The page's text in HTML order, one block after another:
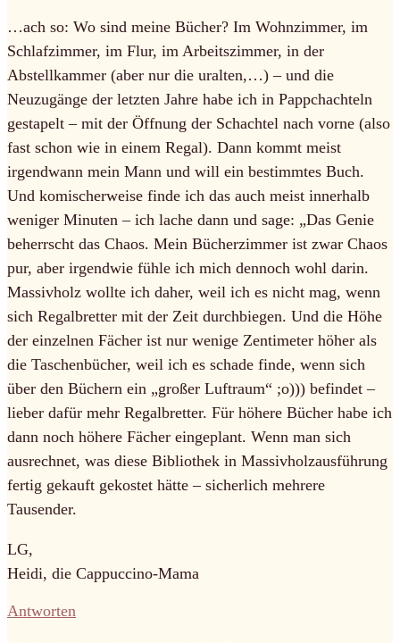
…ach so: Wo sind meine Bücher? Im Wohnzimmer, im
Schlafzimmer, im Flur, im Arbeitszimmer, in der
Abstellkammer (aber nur die uralten,…) – und die
Neuzugänge der letzten Jahre habe ich in Pappchachteln
gestapelt – mit der Öffnung der Schachtel nach vorne (also
fast schon wie in einem Regal). Dann kommt meist
irgendwann mein Mann und will ein bestimmtes Buch.
Und komischerweise finde ich das auch meist innerhalb
weniger Minuten – ich lache dann und sage: „Das Genie
beherrscht das Chaos. Mein Bücherzimmer ist zwar Chaos
pur, aber irgendwie fühle ich mich dennoch wohl darin.
Massivholz wollte ich daher, weil ich es nicht mag, wenn
sich Regalbretter mit der Zeit durchbiegen. Und die Höhe
der einzelnen Fächer ist nur wenige Zentimeter höher als
die Taschenbücher, weil ich es schade finde, wenn sich
über den Büchern ein „großer Luftraum“ ;o))) befindet –
lieber dafür mehr Regalbretter. Für höhere Bücher habe ich
dann noch höhere Fächer eingeplant. Wenn man sich
ausrechnet, was diese Bibliothek in Massivholzausführung
fertig gekauft gekostet hätte – sicherlich mehrere
Tausender.
LG,
Heidi, die Cappuccino-Mama
Antworten